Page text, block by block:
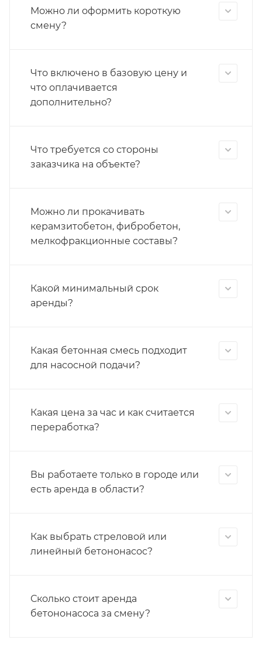
Можно ли оформить короткую
смену?
Что включено в базовую цену и
что оплачивается
дополнительно?
Что требуется со стороны
заказчика на объекте?
Можно ли прокачивать
керамзитобетон, фибробетон,
мелкофракционные составы?
Какой минимальный срок
аренды?
Какая бетонная смесь подходит
для насосной подачи?
Какая цена за час и как считается
переработка?
Вы работаете только в городе или
есть аренда в области?
Как выбрать стреловой или
линейный бетононасос?
Сколько стоит аренда
бетононасоса за смену?